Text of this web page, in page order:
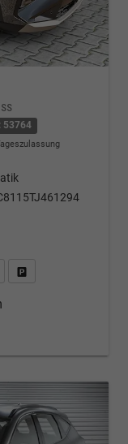
53764
& Angebot anfordern
PDF-Datei, Fahrzeugexposé